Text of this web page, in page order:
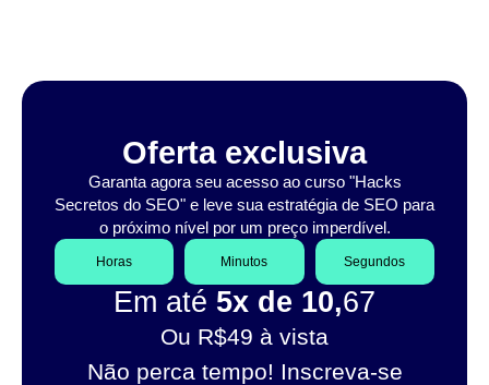
Oferta exclusiva
Garanta agora seu acesso ao curso "Hacks
Secretos do SEO" e leve sua estratégia de SEO para
o próximo nível por um preço imperdível.
Horas Minutos Segundos
Em até 5x de 10,67
Ou R$49 à vista
Não perca tempo! Inscreva-se